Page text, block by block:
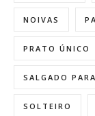
NOIVAS
PRATO ÚNICO
SALGADO
SOLTEIRO